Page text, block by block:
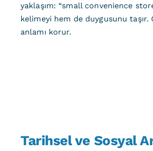
yaklaşım: “small convenience
kelimeyi hem de duygusunu
anlamı korur.
Tarihsel ve Sosyal